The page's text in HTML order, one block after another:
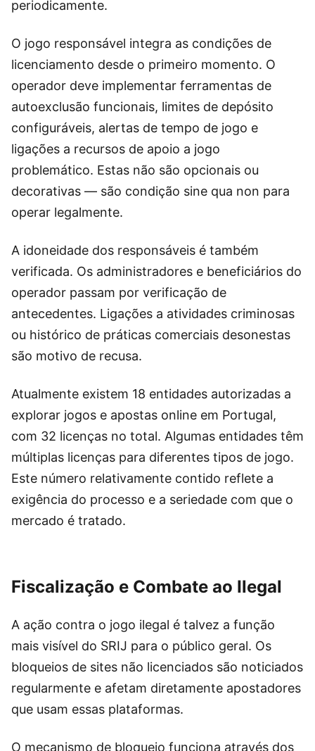
periodicamente.
O jogo responsável integra as condições de
licenciamento desde o primeiro momento. O
operador deve implementar ferramentas de
autoexclusão funcionais, limites de depósito
configuráveis, alertas de tempo de jogo e
ligações a recursos de apoio a jogo
problemático. Estas não são opcionais ou
decorativas — são condição sine qua non para
operar legalmente.
A idoneidade dos responsáveis é também
verificada. Os administradores e beneficiários do
operador passam por verificação de
antecedentes. Ligações a atividades criminosas
ou histórico de práticas comerciais desonestas
são motivo de recusa.
Atualmente existem 18 entidades autorizadas a
explorar jogos e apostas online em Portugal,
com 32 licenças no total. Algumas entidades têm
múltiplas licenças para diferentes tipos de jogo.
Este número relativamente contido reflete a
exigência do processo e a seriedade com que o
mercado é tratado.
Fiscalização e Combate ao Ilegal
A ação contra o jogo ilegal é talvez a função
mais visível do SRIJ para o público geral. Os
bloqueios de sites não licenciados são noticiados
regularmente e afetam diretamente apostadores
que usam essas plataformas.
O mecanismo de bloqueio funciona através dos